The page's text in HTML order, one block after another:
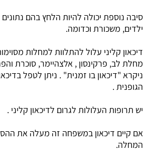
סיבה נוספת יכולה להיות הלחץ בהם
ילדים, משכורת וכדומה.
דיכאון קליני עלול להתלוות למחלות
מחלת לב, פרקינסון , אלצהיימר, סוכרת
ניקרא "דיכאון בו זמנית" . ניתן לטפל
הגופנית .
יש תרופות העלולות לגרום לדיכאון קליני .
אם קיים דיכאון במשפחה זה מעלה את
המחלה.